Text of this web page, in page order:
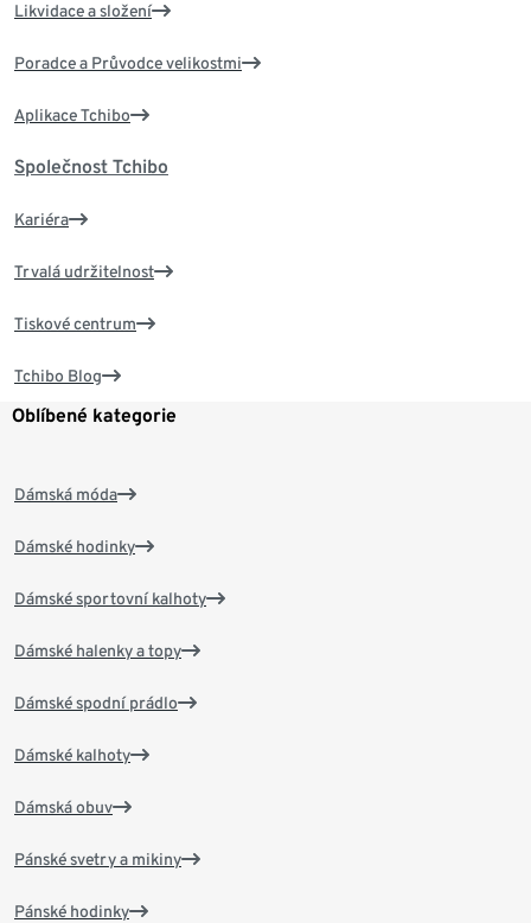
Likvidace a složení
Poradce a Průvodce velikostmi
Aplikace Tchibo
Společnost Tchibo
Kariéra
Trvalá udržitelnost
Tiskové centrum
Tchibo Blog
Oblíbené kategorie
Dámská móda
Dámské hodinky
Dámské sportovní kalhoty
Dámské halenky a topy
Dámské spodní prádlo
Dámské kalhoty
Dámská obuv
Pánské svetry a mikiny
Pánské hodinky